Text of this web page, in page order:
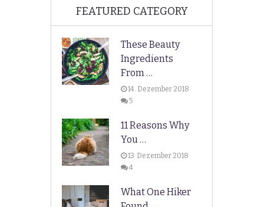
FEATURED CATEGORY
These Beauty
Ingredients
From …
14. Dezember 2018
5
11 Reasons Why
You …
13. Dezember 2018
4
What One Hiker